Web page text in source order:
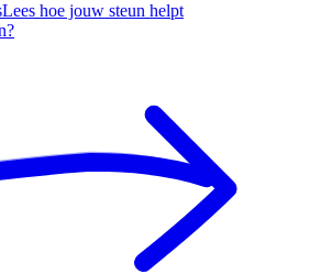
Lees hoe jouw steun helpt